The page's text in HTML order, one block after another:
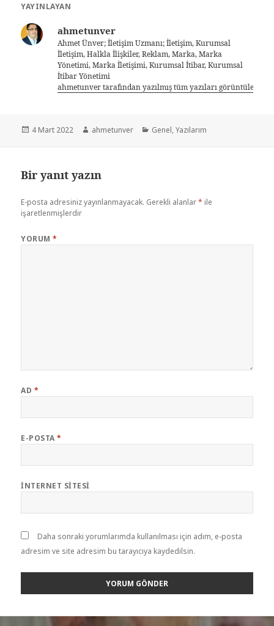
YAYINLAYAN
ahmetunver
Ahmet Ünver; İletişim Uzmanı; İletişim, Kurumsal
İletişim, Halkla İlişkiler, Reklam, Marka, Marka
Yönetimi, Marka İletişimi, Kurumsal İtibar, Kurumsal
İtibar Yönetimi
ahmetunver tarafından yazılmış tüm yazıları görüntüle
4 Mart 2022 ahmetunver Genel,Yazılarım
Bir yanıt yazın
E-posta adresiniz yayınlanmayacak. Gerekli alanlar* ile
işaretlenmişlerdir
YORUM*
AD *
E-POSTA*
İNTERNET SITESI
Daha sonraki yorumlarımda kullanılması için adım, e-posta
adresim ve site adresim bu tarayıcıya kaydedilsin.